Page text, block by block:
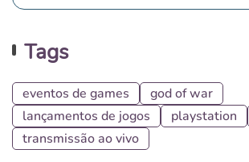
Tags
eventos de games
god of war
lançamentos de jogos
playstation
transmissão ao vivo